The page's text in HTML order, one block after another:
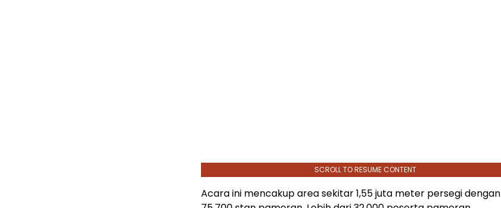
SCROLL TO RESUME CONTENT
Acara ini mencakup area sekitar 1,55 juta meter persegi dengan